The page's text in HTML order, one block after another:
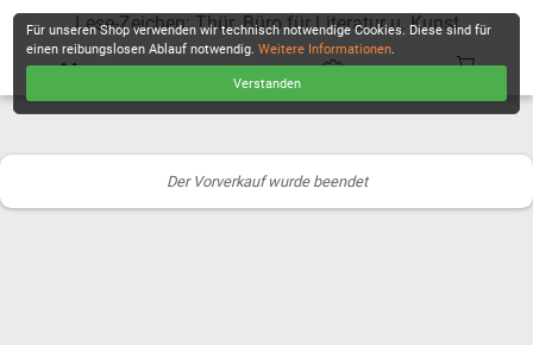
Lese-Zeichen: Thür. Büro für Literatur u. Kunst
Der Vorverkauf wurde beendet
Für unseren Shop verwenden wir technisch notwendige Cookies. Diese sind für
einen reibungslosen Ablauf notwendig.Weitere Informationen.
Verstanden